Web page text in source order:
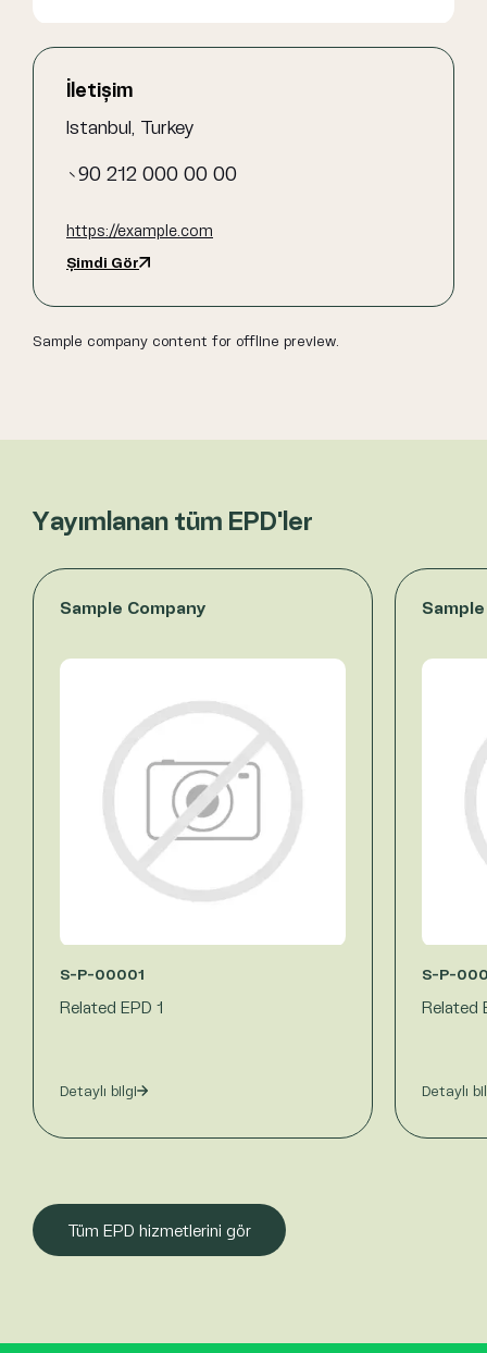
İletişim
Istanbul, Turkey
+90 212 000 00 00
https://example.com
Şimdi Gör
Sample company content for offline preview.
Yayımlanan tüm EPD'ler
Sample Company
S-P-00001
Related EPD 1
Detaylı bilgi
S-P-
Related
Detaylı
Tüm EPD hizmetlerini gör